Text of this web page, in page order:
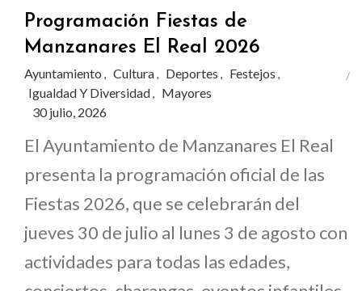
Programación Fiestas de
Manzanares El Real 2026
Ayuntamiento , Cultura, Deportes , Festejos ,
Igualdad Y Diversidad, Mayores
30 julio, 2026
El Ayuntamiento de Manzanares El Real
presenta la programación oficial de las
Fiestas 2026, que se celebrarán del
jueves 30 de julio al lunes 3 de agosto con
actividades para todas las edades,